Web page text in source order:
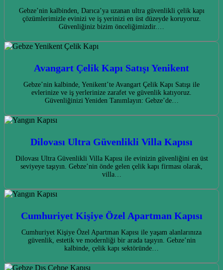
Gebze’nin kalbinden, Darıca’ya uzanan ultra güvenlikli çelik kapı
çözümlerimizle evinizi ve iş yerinizi en üst düzeyde koruyoruz.
Güvenliğiniz bizim önceliğimizdir.…
Avangart Çelik Kapı Satışı Yenikent
Gebze’nin kalbinde, Yenikent’te Avangart Çelik Kapı Satışı ile
evlerinize ve iş yerlerinize zarafet ve güvenlik katıyoruz.
Güvenliğinizi Yeniden Tanımlayın: Gebze’de…
Dilovası Ultra Güvenlikli Villa Kapısı
Dilovası Ultra Güvenlikli Villa Kapısı ile evinizin güvenliğini en üst
seviyeye taşıyın. Gebze’nin önde gelen çelik kapı firması olarak,
villa…
Cumhuriyet Kişiye Özel Apartman Kapısı
Cumhuriyet Kişiye Özel Apartman Kapısı ile yaşam alanlarınıza
güvenlik, estetik ve modernliği bir arada taşıyın. Gebze’nin
kalbinde, çelik kapı sektöründe…